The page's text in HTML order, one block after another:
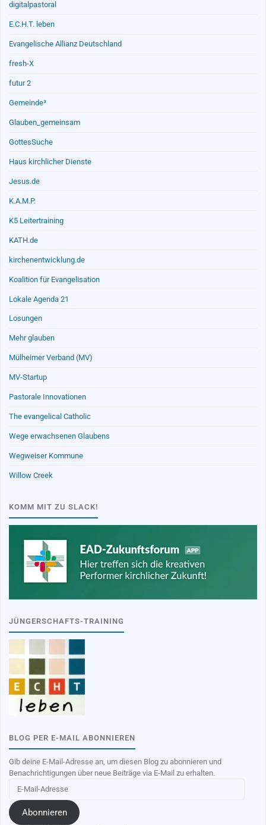
digitalpastoral
E.C.H.T. leben
Evangelische Allianz Deutschland
fresh-X
futur 2
Gemeinde³
Glauben_gemeinsam
GottesSuche
Haus kirchlicher Dienste
Jesus.de
K.A.M.P.
K5 Leitertraining
KATH.de
kirchenentwicklung.de
Koalition für Evangelisation
Lokale Agenda 21
Losungen
Mehr glauben
Mülheimer Verband (MV)
MV-Startup
Pastorale Innovationen
The evangelical Catholic
Wege erwachsenen Glaubens
Wegweiser Kommune
Willow Creek
KOMM MIT ZU SLACK!
JÜNGERSCHAFTS-TRAINING
BLOG PER E-MAIL ABONNIEREN
Gib deine E-Mail-Adresse an, um diesen Blog zu abonnieren und
Benachrichtigungen über neue Beiträge via E-Mail zu erhalten.
Mail-
Adresse
Abonnieren